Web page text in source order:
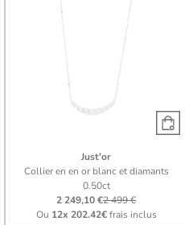
Just'or
Collier en en or blanc et diamants
0.50ct
2 249,10 €2 499 €
Ou 12x 202.42€frais inclus